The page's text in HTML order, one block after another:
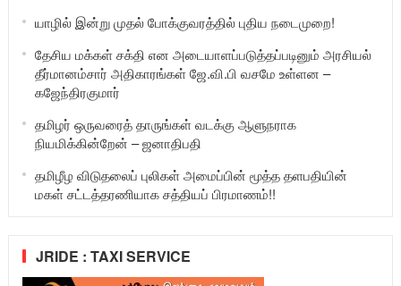
யாழில் இன்று முதல் போக்குவரத்தில் புதிய நடைமுறை!
தேசிய மக்கள் சக்தி என அடையாளப்படுத்தப்படினும் அரசியல்
தீர்மானம்சார் அதிகாரங்கள் ஜே.வி.பி வசமே உள்ளன –
கஜேந்திரகுமார்
தமிழர் ஒருவரைத் தாருங்கள் வடக்கு ஆளுநராக
நியமிக்கின்றேன் – ஜனாதிபதி
தமிழீழ விடுதலைப் புலிகள் அமைப்பின் மூத்த தளபதியின்
மகள் சட்டத்தரணியாக சத்தியப் பிரமாணம்!!
JRIDE : TAXI SERVICE